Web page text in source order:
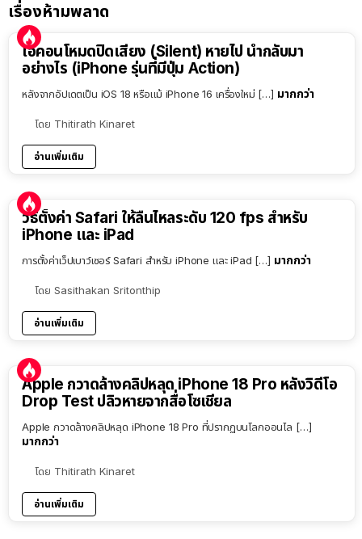
เรื่องห้ามพลาด
ไอคอนโหมดปิดเสียง (Silent) หายไป นำกลับมา
อย่างไร (iPhone รุ่นที่มีปุ่ม Action)
หลังจากอัปเดตเป็น iOS 18 หรือแม้ iPhone 16 เครื่องใหม่ […] มากกว่า
โดย Thitirath Kinaret
อ่านเพิ่มเติม
วิธีตั้งค่า Safari ให้ลื่นไหลระดับ 120 fps สำหรับ
iPhone และ iPad
การตั้งค่าเว็ปเบาว์เซอร์ Safari สำหรับ iPhone และ iPad […] มากกว่า
โดย Sasithakan Sritonthip
อ่านเพิ่มเติม
Apple กวาดล้างคลิปหลุด iPhone 18 Pro หลังวิดีโอ
Drop Test ปลิวหายจากสื่อโซเชียล
Apple กวาดล้างคลิปหลุด iPhone 18 Pro ที่ปรากฏบนโลกออนไล […]
มากกว่า
โดย Thitirath Kinaret
อ่านเพิ่มเติม